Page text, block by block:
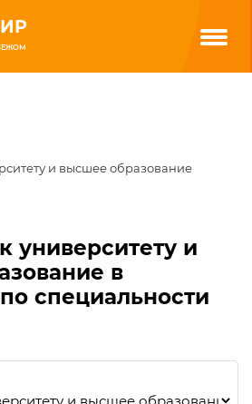
и высшее образование
университету и
в
специальности